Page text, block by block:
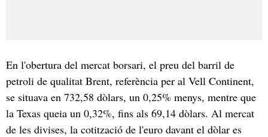
En l'obertura del mercat borsari, el preu del barril de
petroli de qualitat Brent, referència per al Vell Continent,
se situava en 732,58 dòlars, un 0,25% menys, mentre que
la Texas queia un 0,32%, fins als 69,14 dòlars. Al mercat
de les divises, la cotització de l'euro davant el dòlar es